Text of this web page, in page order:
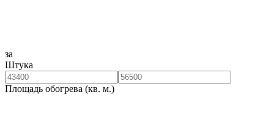
за
Штука
Площадь обогрева (кв. м.)